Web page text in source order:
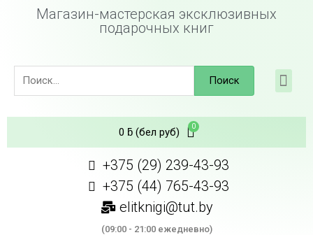
Магазин-мастерская эксклюзивных
подарочных книг
Поиск
0 ƃ(бел руб)
+375 (29) 239-43-93
+375 (44) 765-43-93
elitknigi@tut.by
(09:00 - 21:00 ежедневно)